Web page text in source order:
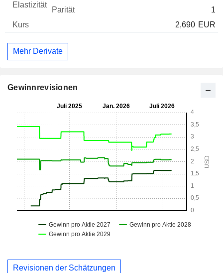
1
2,690 EUR
Mehr Derivate
Gewinnrevisionen
Revisionen der Schätzungen